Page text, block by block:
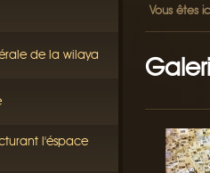
de la wilaya
l'éspace
Vous êtes